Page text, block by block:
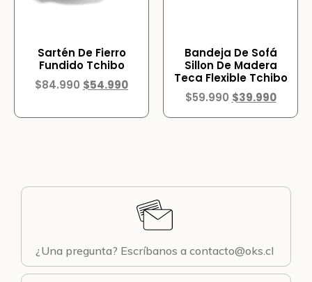
Sartén De Fierro
Fundido Tchibo
$84.990 $54.990
Bandeja De Sofá
Sillon De Madera
Teca Flexible Tchibo
$59.990 $39.990
¿Una pregunta? Escríbanos a contacto@oks.cl